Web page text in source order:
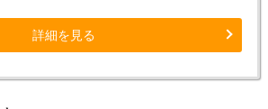
詳細を見る